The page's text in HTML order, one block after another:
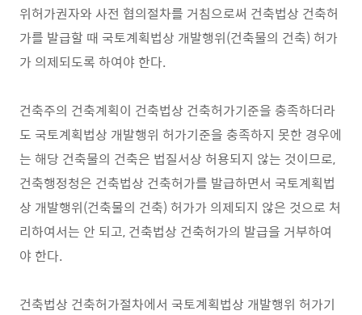
위허가권자와 사전 협의절차를 거침으로써 건축법상 건축허
가를 발급할 때 국토계획법상 개발행위(건축물의 건축) 허가
가 의제되도록 하여야 한다.
건축주의 건축계획이 건축법상 건축허가기준을 충족하더라
도 국토계획법상 개발행위 허가기준을 충족하지 못한 경우에
는 해당 건축물의 건축은 법질서상 허용되지 않는 것이므로,
건축행정청은 건축법상 건축허가를 발급하면서 국토계획법
상 개발행위(건축물의 건축) 허가가 의제되지 않은 것으로 처
리하여서는 안 되고, 건축법상 건축허가의 발급을 거부하여
야 한다.
건축법상 건축허가절차에서 국토계획법상 개발행위 허가기